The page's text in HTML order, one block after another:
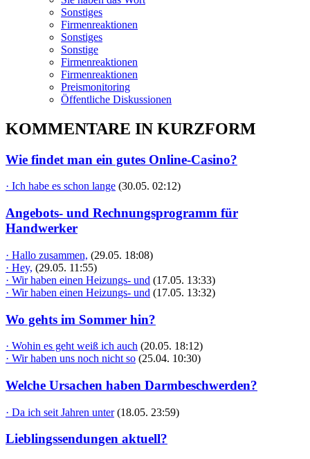
Sonstiges
Firmenreaktionen
Sonstiges
Sonstige
Firmenreaktionen
Firmenreaktionen
Preismonitoring
Öffentliche Diskussionen
KOMMENTARE IN KURZFORM
Wie findet man ein gutes Online-Casino?
· Ich habe es schon lange (30.05. 02:12)
Angebots- und Rechnungsprogramm für
Handwerker
· Hallo zusammen, (29.05. 18:08)
· Hey, (29.05. 11:55)
· Wir haben einen Heizungs- und (17.05. 13:33)
· Wir haben einen Heizungs- und (17.05. 13:32)
Wo gehts im Sommer hin?
· Wohin es geht weiß ich auch (20.05. 18:12)
· Wir haben uns noch nicht so (25.04. 10:30)
Welche Ursachen haben Darmbeschwerden?
· Da ich seit Jahren unter (18.05. 23:59)
Lieblingssendungen aktuell?